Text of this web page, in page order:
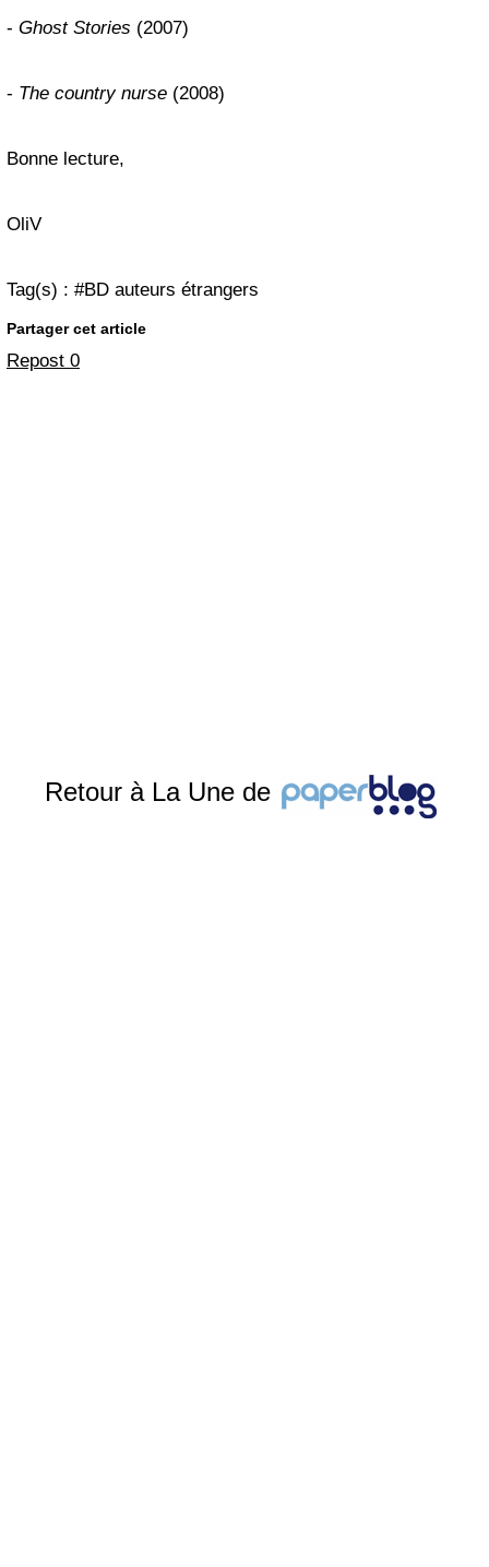
- Ghost Stories (2007)
- The country nurse (2008)
Bonne lecture,
OliV
Tag(s) : #BD auteurs étrangers
Partager cet article
Repost 0
Retour à La Une de